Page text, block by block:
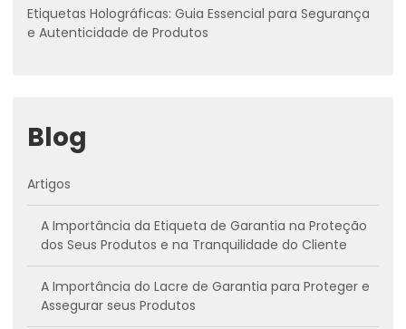
Etiquetas Holográficas: Guia Essencial para Segurança
e Autenticidade de Produtos
Blog
Artigos
A Importância da Etiqueta de Garantia na Proteção
dos Seus Produtos e na Tranquilidade do Cliente
A Importância do Lacre de Garantia para Proteger e
Assegurar seus Produtos